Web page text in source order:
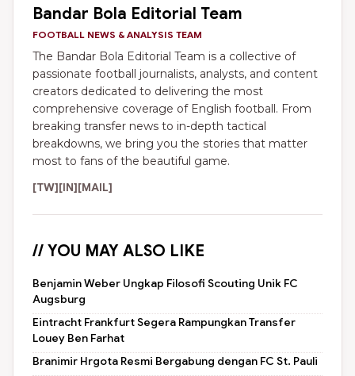
Bandar Bola Editorial Team
FOOTBALL NEWS & ANALYSIS TEAM
The Bandar Bola Editorial Team is a collective of
passionate football journalists, analysts, and content
creators dedicated to delivering the most
comprehensive coverage of English football. From
breaking transfer news to in-depth tactical
breakdowns, we bring you the stories that matter
most to fans of the beautiful game.
[TW][IN][MAIL]
// YOU MAY ALSO LIKE
Benjamin Weber Ungkap Filosofi Scouting Unik FC
Augsburg
Eintracht Frankfurt Segera Rampungkan Transfer
Louey Ben Farhat
Branimir Hrgota Resmi Bergabung dengan FC St. Pauli